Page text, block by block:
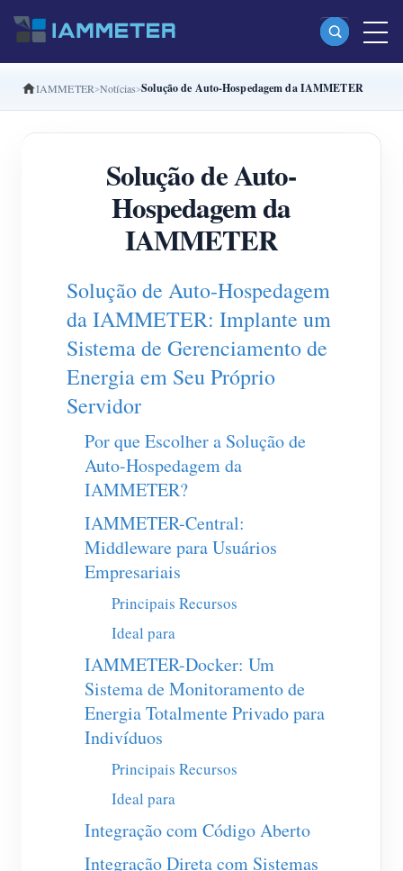
Produtos
Monofásico Medidor de energia Wi-Fi (WEM3080)
Fase dividida Medidor de energia Wi-Fi (WEM2067)
Trifásico Medidor de energia Wi-Fi (WEM3080T)
Trifásico Medidor de energia Wi-Fi (WEM3046T)
Controlador de potência WiFi
IAMMETER Cloud Pro
Serviço de hospedagem própria
Carregador EV
IAMMETER Simulator
Medidor virtual
Sistema de previsão e simulação de energia
Aplicações
Monitor de energia do sistema solar fotovoltaico
Sistema de controle de aquecedor FV
Automação residencial
Monitoramento de energia da fábrica
Recursos
Início rápido do produto
Documento
Vídeo tutorial
FAQ
Notícias
Blog
Comunidade
Programa de contribuidores
Centro de contribuidores
Atividades IAMMETER
Fórum
App Loja
Soluções
Contato
Sobre nós
IAMMETER Notícias Solução de Auto-Hospedagem da IAMMETER
Solução de Auto-
Hospedagem da
IAMMETER
Solução de Auto-Hospedagem
da IAMMETER: Implante um
Sistema de Gerenciamento de
Energia em Seu Próprio
Servidor
Por que Escolher a Solução de
Auto-Hospedagem da
IAMMETER?
IAMMETER-Central:
Middleware para Usuários
Empresariais
Principais Recursos
Ideal para
IAMMETER-Docker: Um
Sistema de Monitoramento de
Energia Totalmente Privado para
Indivíduos
Principais Recursos
Ideal para
Integração com Código Aberto
Integração Direta com Sistemas